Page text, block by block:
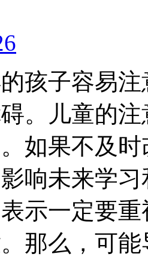
子容易注
。儿童的
如果不及
响未来学
示一定要
那么，可能